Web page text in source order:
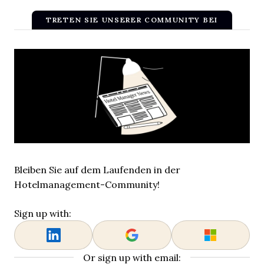
TRETEN SIE UNSERER COMMUNITY BEI
Bleiben Sie auf dem Laufenden in der
Hotelmanagement-Community!
Sign up with:
Or sign up with email: